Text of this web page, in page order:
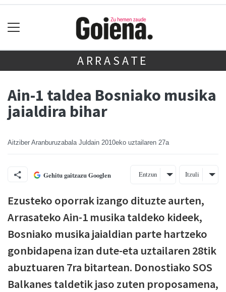
ARRASATE
Ain-1 taldea Bosniako musika
jaialdira bihar
Aitziber Aranburuzabala Juldain 2010eko uztailaren 27a
Gehitu gaitzazu Googlen Entzun Itzuli
Ezusteko oporrak izango dituzte aurten,
Arrasateko Ain-1 musika taldeko kideek,
Bosniako musika jaialdian parte hartzeko
gonbidapena izan dute-eta uztailaren 28tik
abuztuaren 7ra bitartean. Donostiako SOS
Balkanes taldetik jaso zuten proposamena,